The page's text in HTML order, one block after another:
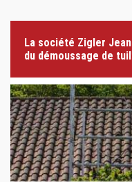
La société Zigler
du démoussage de